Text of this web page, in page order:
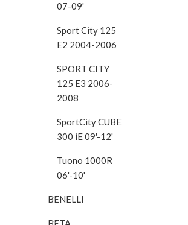
07-09'
Sport City 125
E2 2004-2006
SPORT CITY
125 E3 2006-
2008
SportCity CUBE
300 iE 09'-12'
Tuono 1000R
06'-10'
BENELLI